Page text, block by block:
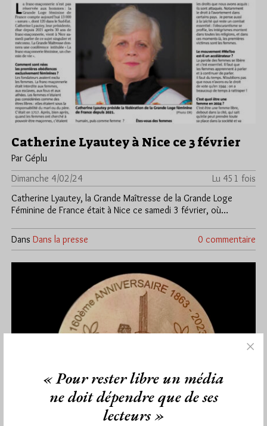
Catherine Lyautey à Nice ce 3 février
Par Géplu
Dimanche 4/02/24
Lu 451 fois
Catherine Lyautey, la Grande Maîtresse de la Grande Loge
Féminine de France était à Nice ce samedi 3 février, où…
Dans Dans la presse 0 commentaire
« Pour rester libre un média
ne doit dépendre que de ses
lecteurs »